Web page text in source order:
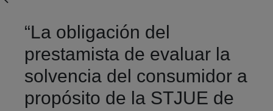
“La obligación del
prestamista de evaluar la
solvencia del consumidor a
propósito de la STJUE de